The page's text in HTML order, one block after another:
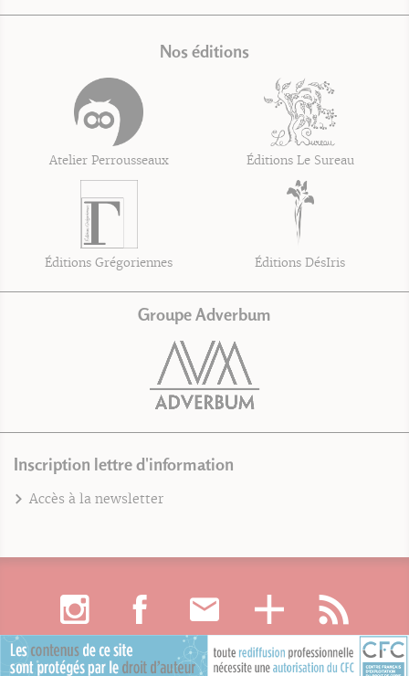
Nos éditions
Atelier Perrousseaux Éditions Le Sureau
Éditions Grégoriennes Éditions DésIris
Groupe Adverbum
Inscription lettre d'information
Accès à la newsletter